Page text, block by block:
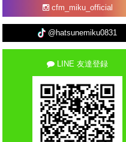
cfm_miku_official
@hatsunemiku0831
LINE 友達登録